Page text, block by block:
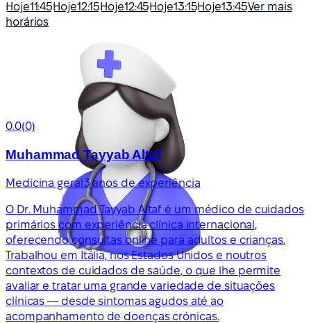
Hoje11:45Hoje12:15Hoje12:45Hoje13:15Hoje13:45Ver mais
horários
0.0(0)
Muhammad Tayyab Altaf
Medicina geral3 anos de experiência
O Dr. Muhammad Tayyab Altaf é um médico de cuidados
primários com experiência clínica internacional,
oferecendo consultas online para adultos e crianças.
Trabalhou em Itália, nos Estados Unidos e noutros
contextos de cuidados de saúde, o que lhe permite
avaliar e tratar uma grande variedade de situações
clínicas — desde sintomas agudos até ao
acompanhamento de doenças crónicas.